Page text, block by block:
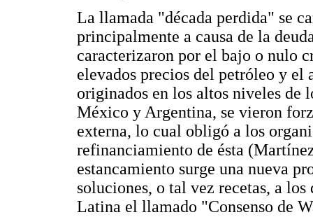
La llamada "década perdida" se
principalmente a causa de la
caracterizaron por el bajo o nulo
elevados precios del petróleo y el
originados en los altos niveles de
México y Argentina, se vieron
externa, lo cual obligó a los
refinanciamiento de ésta
estancamiento surge una nueva
soluciones, o tal vez recetas, a
Latina el llamado "Consenso de